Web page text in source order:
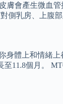
膚會產生微血
乳房、上腹
體上和情緒
11.8個月。